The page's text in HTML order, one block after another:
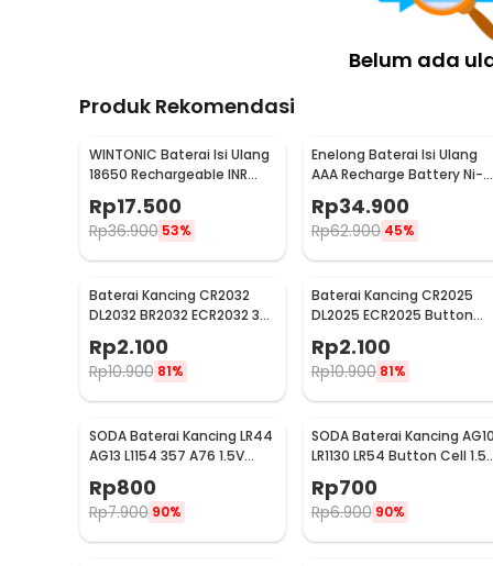
Kelengkapan Produk
Belum ada
Produk Rekomendasi
WINTONIC Baterai Isi Ulang
18650 Rechargeable INR
Rp17.500
Rp36.900 53%
Enelong Baterai Isi Ulang
AAA Recharge Battery Ni-
MH 1.2V 900mAh 4 PCS -
HR4
Rp34.900
Rp62.900 45%
Baterai Kancing CR2032
DL2032 BR2032 ECR2032 3V
Rp2.100
Rp10.900 81%
Baterai Kancing CR2025
DL2025 ECR2025 Button
Rp2.100
Rp10.900 81%
SODA Baterai Kancing LR44
AG13 L1154 357 A76 1.5V
Alkaline 1 PCS
Rp800
Rp7.900 90%
SODA Baterai Kancing AG10
LR1130 LR54 Button Cell
Rp700
Rp6.900 90%